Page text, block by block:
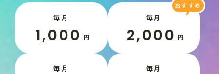
毎月
1,000 円
毎月
2,000 円
毎月 毎月